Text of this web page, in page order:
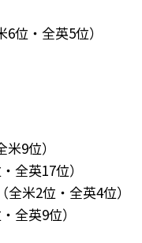
6位・全英5位）
米9位）
全英17位）
（全米2位・全英4位）
全英9位）